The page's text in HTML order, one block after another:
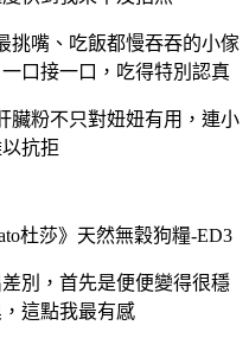
挑嘴、吃飯都慢吞吞的小傢
口接一口，吃得特別認真
臟粉不只對妞妞有用，連小
抗拒
別，首先是便便變得很穩
這點我最有感